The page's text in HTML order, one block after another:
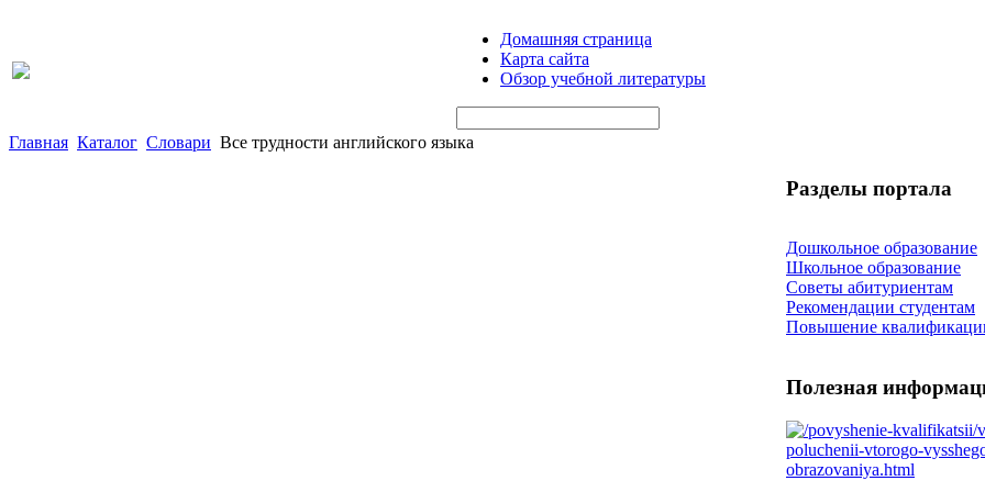
Домашняя страница
Карта сайта
Обзор учебной литературы
Главная Каталог Словари Все трудности английского языка
Разделы портала
Дошкольное образование
Школьное образование
Советы абитуриентам
Рекомендации студентам
Повышение
Полезная